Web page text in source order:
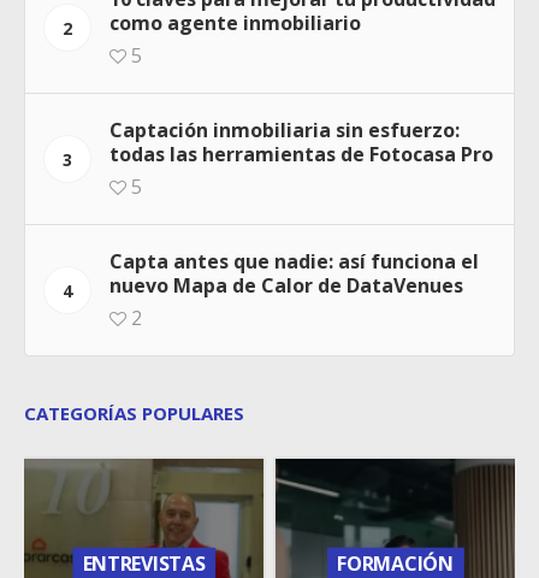
2
como agente inmobiliario
5
3
Captación inmobiliaria sin esfuerzo:
todas las herramientas de Fotocasa Pro
5
4
Capta antes que nadie: así funciona el
nuevo Mapa de Calor de DataVenues
2
CATEGORÍAS POPULARES
ENTREVISTAS FORMACIÓN